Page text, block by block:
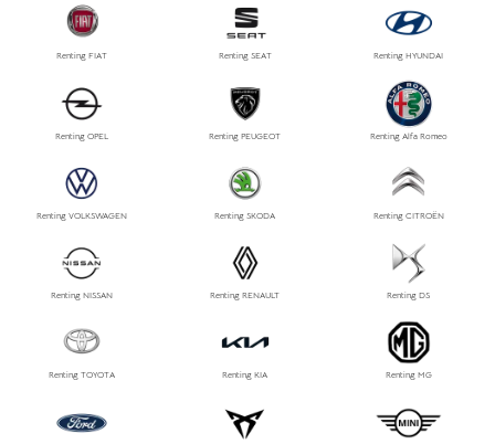
Renting FIAT Renting SEAT Renting HYUNDAI
Renting OPEL Renting PEUGEOT Renting Alfa Romeo
Renting VOLKSWAGEN Renting SKODA Renting CITROËN
Renting NISSAN Renting RENAULT Renting DS
Renting TOYOTA Renting KIA Renting MG